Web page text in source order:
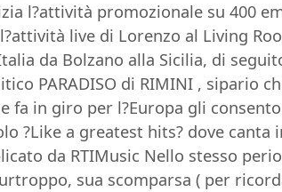
l?attività promozionale su 400
live di Lorenzo al Living
da Bolzano alla Sicilia, di
PARADISO di RIMINI , sipario
fa in giro per l?Europa gli
?Like a greatest hits? dove canta
da RTIMusic Nello stesso
sua scomparsa ( per